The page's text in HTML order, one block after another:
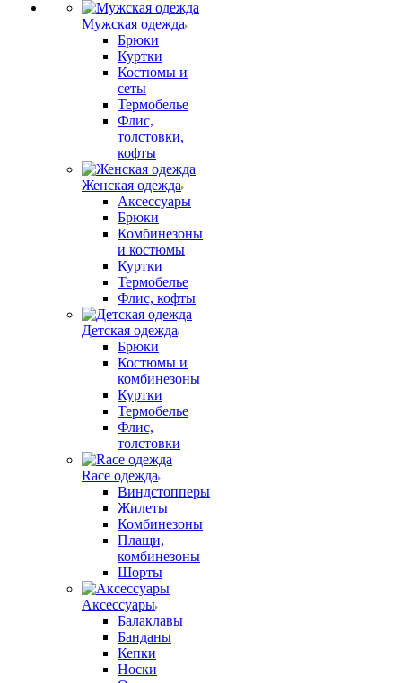
Мужская одежда
Брюки
Куртки
Костюмы и
сеты
Термобелье
Флис,
толстовки,
кофты
Женская одежда
Аксессуары
Брюки
Комбинезоны
и костюмы
Куртки
Термобелье
Флис, кофты
Детская одежда
Брюки
Костюмы и
комбинезоны
Куртки
Термобелье
Флис,
толстовки
Race одежда
Виндстопперы
Жилеты
Комбинезоны
Плащи,
комбинезоны
Шорты
Аксессуары
Балаклавы
Банданы
Кепки
Носки